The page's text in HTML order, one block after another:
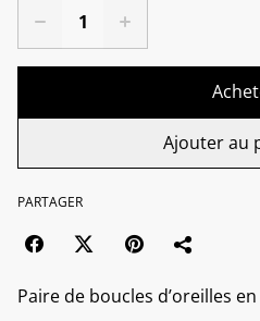
Ajouter au
PARTAGER
Paire de boucles d’oreilles